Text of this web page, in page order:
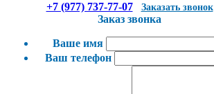
+7 (977) 737-77-07
Заказать звонок
Заказ звонка
Ваше имя
Ваш телефон